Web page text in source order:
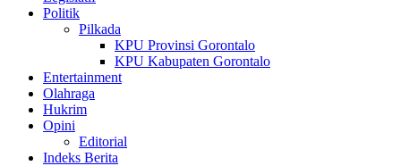
Politik
Pilkada
KPU Provinsi Gorontalo
KPU Kabupaten Gorontalo
Entertainment
Olahraga
Hukrim
Opini
Editorial
Indeks Berita